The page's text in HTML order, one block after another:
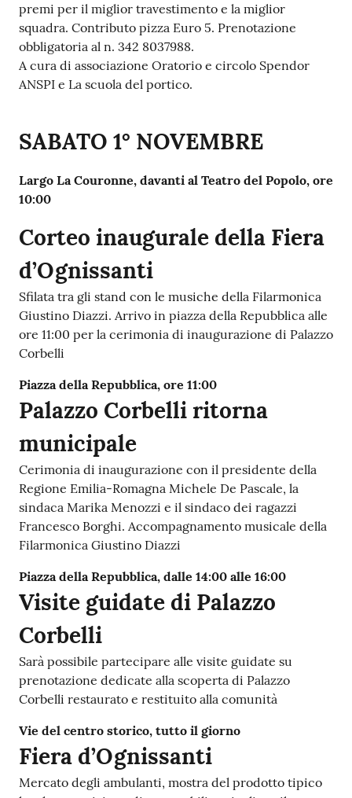
premi per il miglior travestimento e la miglior
squadra. Contributo pizza Euro 5. Prenotazione
obbligatoria al n. 342 8037988.
A cura di associazione Oratorio e circolo Spendor
ANSPI e La scuola del portico.
SABATO 1° NOVEMBRE
Largo La Couronne, davanti al Teatro del Popolo, ore
10:00
Corteo inaugurale della Fiera
d’Ognissanti
Sfilata tra gli stand con le musiche della Filarmonica
Giustino Diazzi. Arrivo in piazza della Repubblica alle
ore 11:00 per la cerimonia di inaugurazione di Palazzo
Corbelli
Piazza della Repubblica, ore 11:00
Palazzo Corbelli ritorna
municipale
Cerimonia di inaugurazione con il presidente della
Regione Emilia-Romagna Michele De Pascale, la
sindaca Marika Menozzi e il sindaco dei ragazzi
Francesco Borghi. Accompagnamento musicale della
Filarmonica Giustino Diazzi
Piazza della Repubblica, dalle 14:00 alle 16:00
Visite guidate di Palazzo
Corbelli
Sarà possibile partecipare alle visite guidate su
prenotazione dedicate alla scoperta di Palazzo
Corbelli restaurato e restituito alla comunità
Vie del centro storico, tutto il giorno
Fiera d’Ognissanti
Mercato degli ambulanti, mostra del prodotto tipico